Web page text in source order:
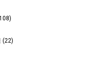
(22)